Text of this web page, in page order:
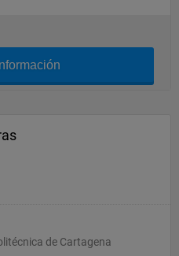
de Cartagena